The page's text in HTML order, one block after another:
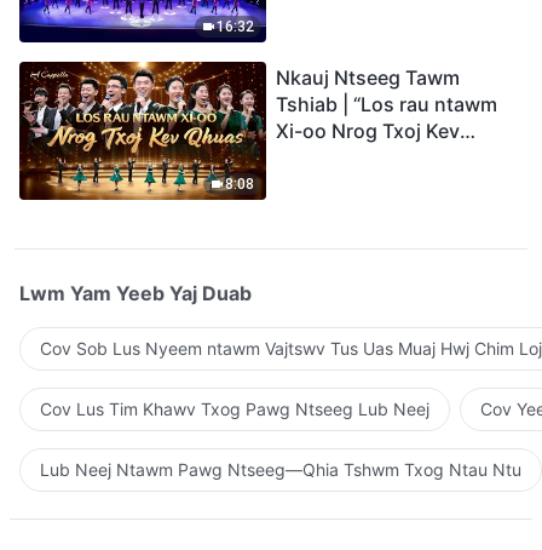
16:32
8:08
Nkauj Ntseeg Tawm
Tshiab | “Los rau ntawm
Xi-oo Nrog Txoj Kev
Lwm Yam Yeeb Yaj Duab
Cov Sob Lus Nyeem ntawm Vajtswv Tus Uas Muaj Hwj Chim
Cov Lus Tim Khawv Txog Pawg Ntseeg Lub Neej Cov
Lub Neej Ntawm Pawg Ntseeg—Qhia Tshwm Txog Ntau Ntu